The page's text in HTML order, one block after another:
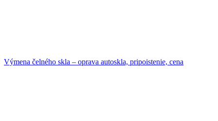
Výmena čelného skla – oprava autoskla, pripoistenie, cena